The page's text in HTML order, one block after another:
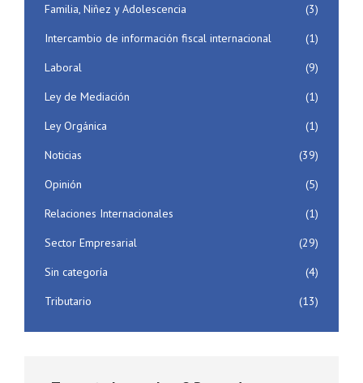
Familia, Niñez y Adolescencia
(3)
Intercambio de información fiscal internacional
(1)
Laboral
(9)
Ley de Mediación
(1)
Ley Orgánica
(1)
Noticias
(39)
Opinión
(5)
Relaciones Internacionales
(1)
Sector Empresarial
(29)
Sin categoría
(4)
Tributario
(13)